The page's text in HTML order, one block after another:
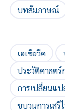
บทสัมภาษณ์
เอเชียวีค
ประวัติศาสตร์
การเปลี่ยนแป
ขบวนการเสรี